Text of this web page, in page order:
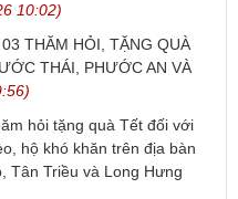
10:02)
THĂM HỎI, TẶNG QUÀ
THÁI, PHƯỚC AN VÀ
hỏi tặng quà Tết đối với
hộ khó khăn trên địa bàn
Tân Triều và Long Hưng